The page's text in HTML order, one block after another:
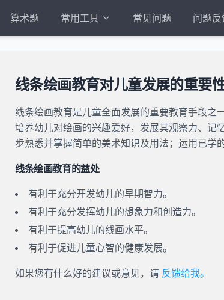
算术题 常用工具 常见问题 问题反
线条绘画教育对儿童发展的重要
线条绘画教育是儿童全面发展的重要教育手段之
培养幼儿对绘画的兴趣爱好，发展其观察力、记
步熟悉并掌握简单的美术知识及用法；运用已学
线条绘画教育的益处
有利于充分开发幼儿的早期智力。
有利于充分发挥幼儿的想象力和创造力。
有利于提高幼儿的线画水平。
有利于促进儿童心智的健康发展。
如果您有什么好的建议或意见，请 反馈给我。